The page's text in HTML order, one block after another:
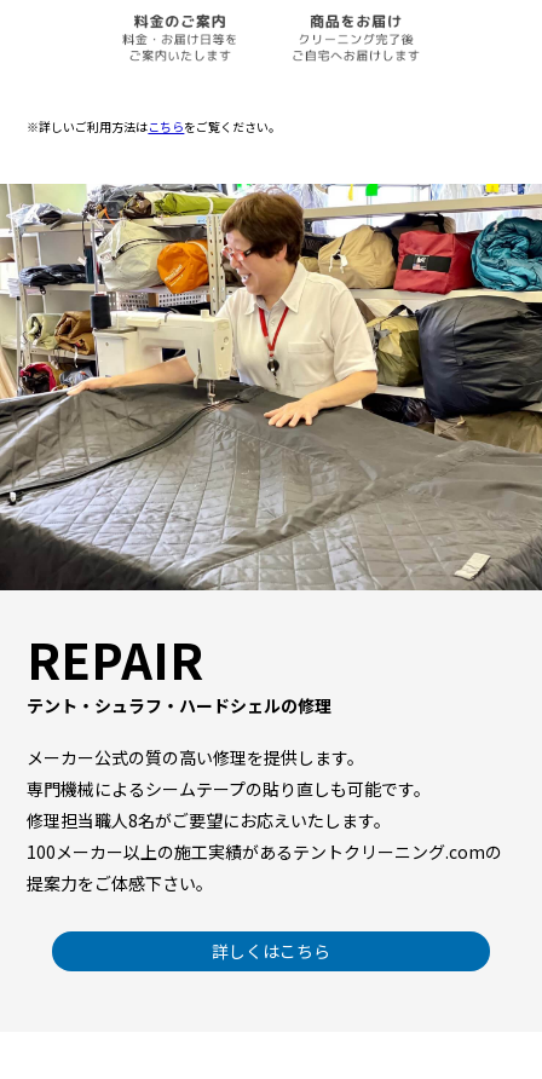
※詳しいご利用方法はこちらをご覧ください。
REPAIR
テント・シュラフ・ハードシェルの修理
メーカー公式の質の高い修理を提供します。
専門機械によるシームテープの貼り直しも可能です。
修理担当職人8名がご要望にお応えいたします。
100メーカー以上の施工実績があるテントクリーニング.comの
提案力をご体感下さい。
詳しくはこちら